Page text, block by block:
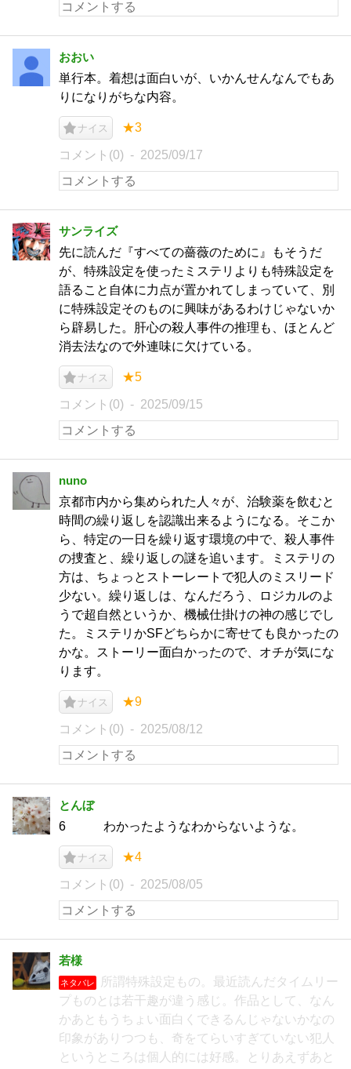
おおい
単行本。着想は面白いが、いかんせんなんでもあ
りになりがちな内容。
ナイス ★3
コメント(0) 2025/09/17
サンライズ
先に読んだ『すべての薔薇のために』もそうだ
が、特殊設定を使ったミステリよりも特殊設定を
語ること自体に力点が置かれてしまっていて、別
に特殊設定そのものに興味があるわけじゃないか
ら辟易した。肝心の殺人事件の推理も、ほとんど
消去法なので外連味に欠けている。
ナイス ★5
コメント(0) 2025/09/15
nuno
京都市内から集められた人々が、治験薬を飲むと
時間の繰り返しを認識出来るようになる。そこか
ら、特定の一日を繰り返す環境の中で、殺人事件
の捜査と、繰り返しの謎を追います。ミステリの
方は、ちょっとストーレートで犯人のミスリード
少ない。繰り返しは、なんだろう、ロジカルのよ
うで超自然というか、機械仕掛けの神の感じでし
た。ミステリかSFどちらかに寄せても良かったの
かな。ストーリー面白かったので、オチが気にな
ります。
ナイス ★9
コメント(0) 2025/08/12
とんぼ
6 わかったようなわからないような。
ナイス ★4
コメント(0) 2025/08/05
若様
ネタバレ
所謂特殊設定もの。最近読んだタイムリー
プものとは若干趣が違う感じ。作品として、なん
かあともうちょい面白くできるんじゃないかなの
印象がありつつも、奇をてらいすぎていない犯人
というところは個人的には好感。とりあえずあと